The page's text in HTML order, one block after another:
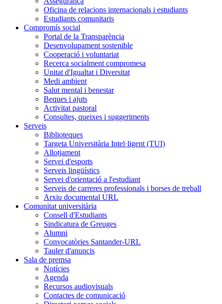
Oficina de relacions internacionals i estudiants
Estudiants comunitaris
Compromís social
Portal de la Transparència
Desenvolupament sostenible
Cooperació i voluntariat
Recerca socialment compromesa
Unitat d'Igualtat i Diversitat
Medi ambient
Salut mental i benestar
Beques i ajuts
Activitat pastoral
Consultes, queixes i suggeriments
Serveis
Biblioteques
Targeta Universitària Intel·ligent (TUI)
Allotjament
Servei d'esports
Serveis lingüístics
Servei d'orientació a l'estudiant
Serveis de carreres professionals i borses de treball
Arxiu documental URL
Comunitat universitària
Consell d'Estudiants
Sindicatura de Greuges
Alumni
Convocatòries Santander-URL
Tauler d'anuncis
Sala de premsa
Notícies
Agenda
Recursos audiovisuals
Contactes de comunicació